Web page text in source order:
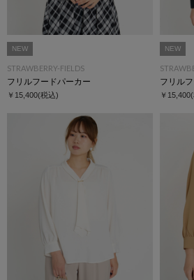
NEW
STRAWBERRY-FIELDS
フリルフードパーカー
￥15,400(税込)
NEW
フリル
￥15,400